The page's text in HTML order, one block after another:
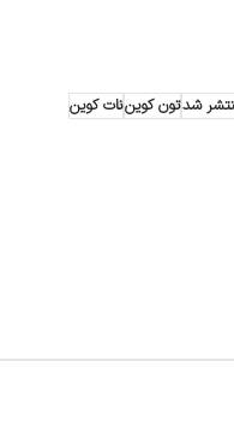
شدتون کویننات کوین